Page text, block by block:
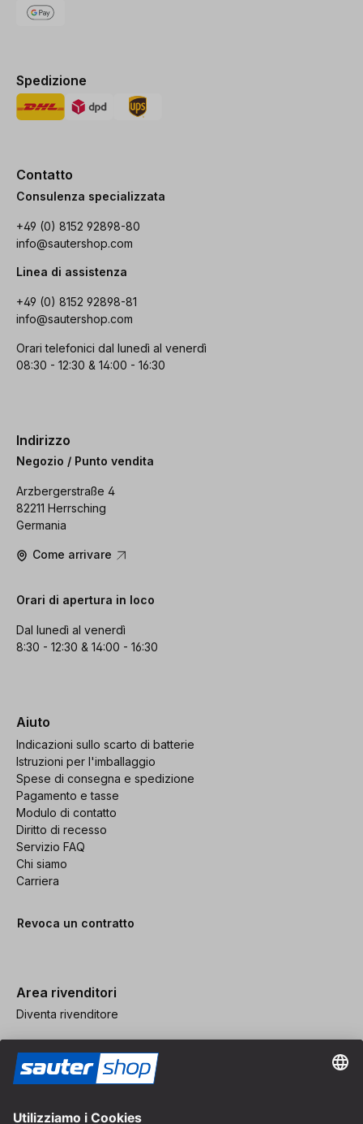
Spedizione
Contatto
Consulenza specializzata
+49 (0) 8152 92898-80
info@sautershop.com
Linea di assistenza
+49 (0) 8152 92898-81
info@sautershop.com
Orari telefonici dal lunedì al venerdì
08:30 - 12:30 & 14:00 - 16:30
Indirizzo
Negozio / Punto vendita
Arzbergerstraße 4
82211 Herrsching
Germania
Come arrivare
Orari di apertura in loco
Dal lunedì al venerdì
8:30 - 12:30 & 14:00 - 16:30
Aiuto
Indicazioni sullo scarto di batterie
Istruzioni per l'imballaggio
Spese di consegna e spedizione
Pagamento e tasse
Modulo di contatto
Diritto di recesso
Servizio FAQ
Chi siamo
Carriera
Revoca un contratto
Area rivenditori
Diventa rivenditore